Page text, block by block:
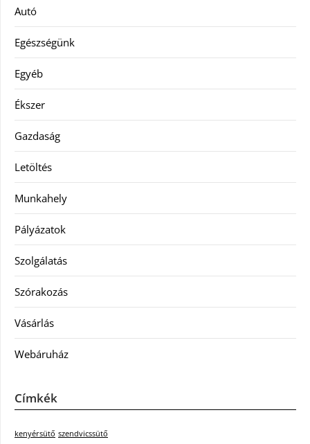
Autó
Egészségünk
Egyéb
Ékszer
Gazdaság
Letöltés
Munkahely
Pályázatok
Szolgálatás
Szórakozás
Vásárlás
Webáruház
Címkék
kenyérsütő szendvicssütő